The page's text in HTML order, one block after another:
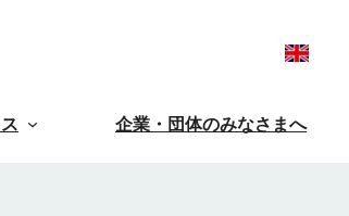
企業・団体のみなさまへ